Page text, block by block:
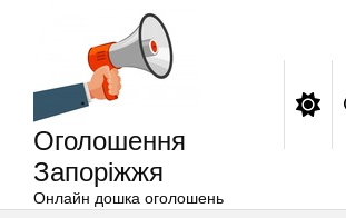
Оголошення
Запоріжжя
Онлайн дошка оголошень